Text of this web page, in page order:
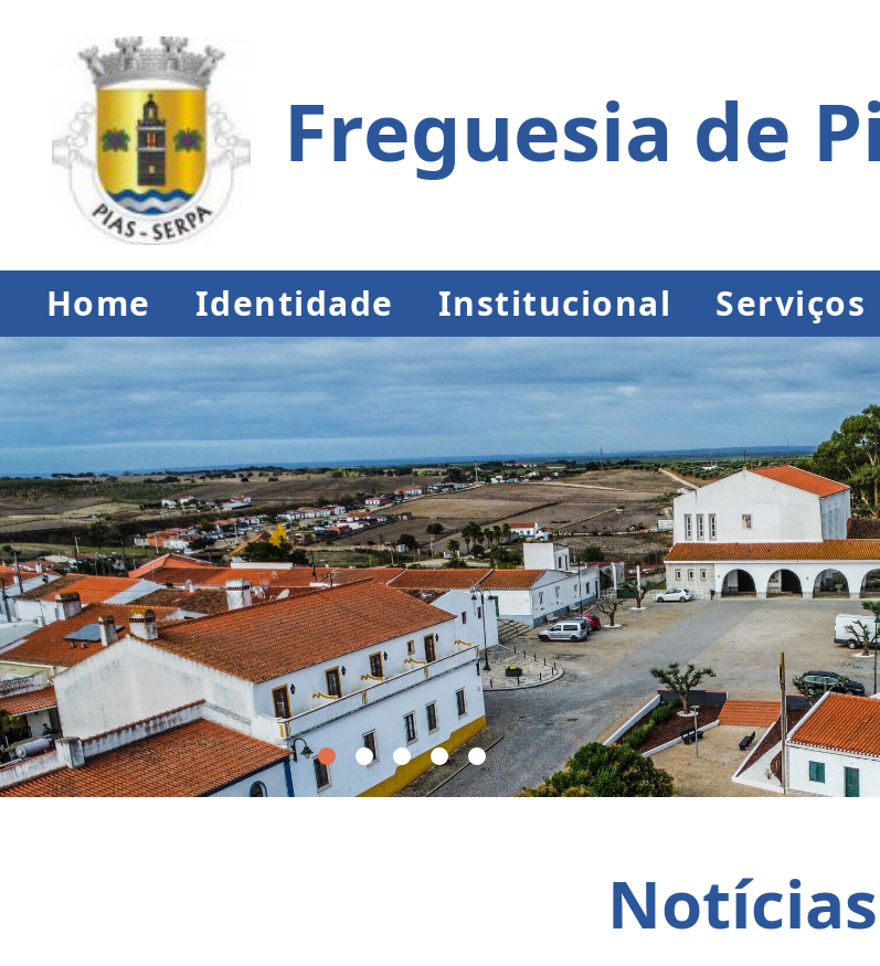
Freguesia de
Home Identidade Institucional Serviços
Notícias